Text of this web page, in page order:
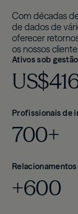
Com décadas
de dados de
oferecer
os nossos
Ativos sob gestão
Profissionais de
700+
+600